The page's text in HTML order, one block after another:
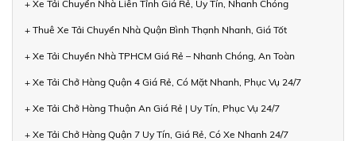
+ Xe Tải Chuyển Nhà Liên Tỉnh Giá Rẻ, Uy Tín, Nhanh Chóng
+ Thuê Xe Tải Chuyển Nhà Quận Bình Thạnh Nhanh, Giá Tốt
+ Xe Tải Chuyển Nhà TPHCM Giá Rẻ – Nhanh Chóng, An Toàn
+ Xe Tải Chở Hàng Quận 4 Giá Rẻ, Có Mặt Nhanh, Phục Vụ 24/7
+ Xe Tải Chở Hàng Thuận An Giá Rẻ | Uy Tín, Phục Vụ 24/7
+ Xe Tải Chở Hàng Quận 7 Uy Tín, Giá Rẻ, Có Xe Nhanh 24/7